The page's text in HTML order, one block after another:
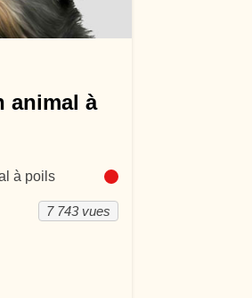
animal à
à poils
7 743 vues